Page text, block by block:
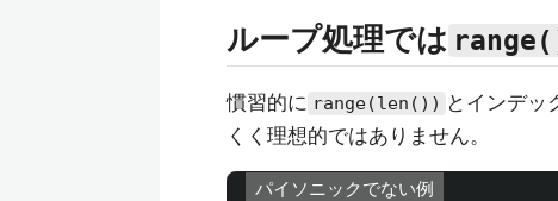
ループ処理では
慣習的に range(len()) とインデッ
くく理想的ではありません。
パイソニックでない例